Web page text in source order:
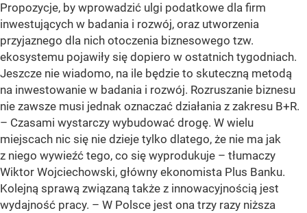
Propozycje, by wprowadzić ulgi podatkowe dla firm
inwestujących w badania i rozwój, oraz utworzenia
przyjaznego dla nich otoczenia biznesowego tzw.
ekosystemu pojawiły się dopiero w ostatnich tygodniach.
Jeszcze nie wiadomo, na ile będzie to skuteczną metodą
na inwestowanie w badania i rozwój. Rozruszanie biznesu
nie zawsze musi jednak oznaczać działania z zakresu B+R.
– Czasami wystarczy wybudować drogę. W wielu
miejscach nic się nie dzieje tylko dlatego, że nie ma jak
z niego wywieźć tego, co się wyprodukuje – tłumaczy
Wiktor Wojciechowski, główny ekonomista Plus Banku.
Kolejną sprawą związaną także z innowacyjnością jest
wydajność pracy. – W Polsce jest ona trzy razy niższa